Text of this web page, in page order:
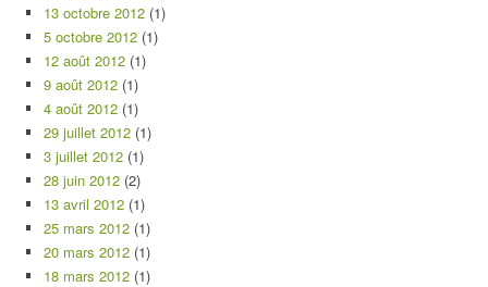
13 octobre 2012 (1)
5 octobre 2012 (1)
12 août 2012 (1)
9 août 2012 (1)
4 août 2012 (1)
29 juillet 2012 (1)
3 juillet 2012 (1)
28 juin 2012 (2)
13 avril 2012 (1)
25 mars 2012 (1)
20 mars 2012 (1)
18 mars 2012 (1)